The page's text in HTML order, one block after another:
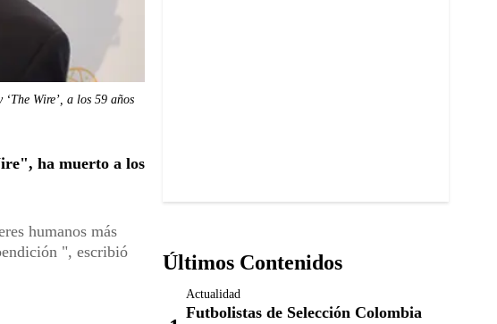
‘The Wire’, a los 59 años
ha muerto a los
humanos más
", escribió
Últimos Contenidos
Actualidad
Futbolistas de Selección Colombia